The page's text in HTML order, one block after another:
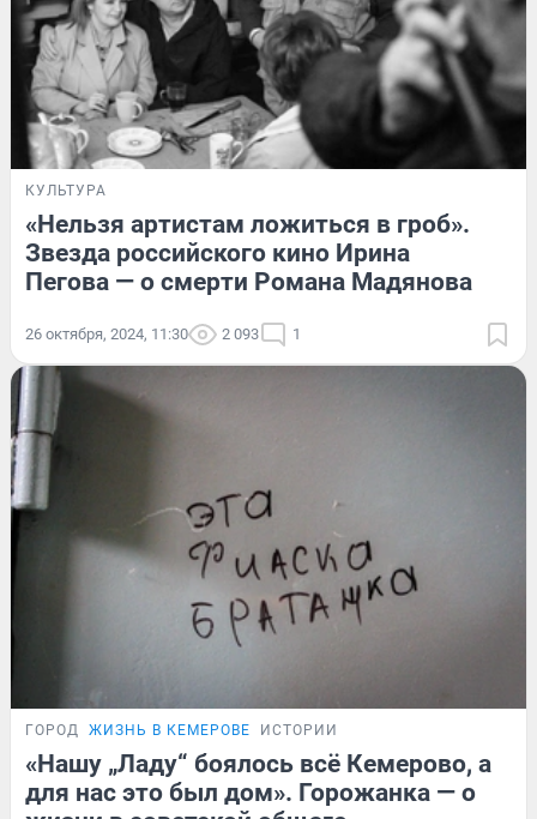
КУЛЬТУРА
«Нельзя артистам ложиться в гроб».
Звезда российского кино Ирина
Пегова — о смерти Романа Мадянова
26 октября, 2024, 11:30 2 093 1
ГОРОД ЖИЗНЬ В КЕМЕРОВЕ ИСТОРИИ
«Нашу „Ладу“ боялось всё Кемерово, а
для нас это был дом». Горожанка — о